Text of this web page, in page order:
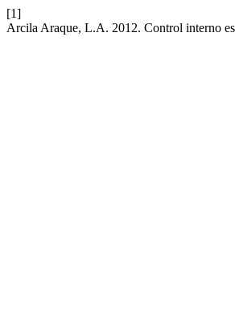
[1]
Arcila Araque, L.A. 2012. Control interno es